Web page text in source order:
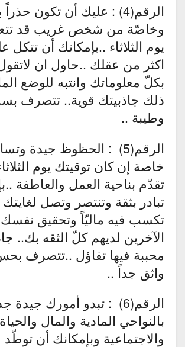
الرقم(4) : عليك أن تكون
وخاصّة من شخص غريب قد
يوم الثلاثاء ..بإمكانك أن
اكثر من عقلك ..حاول ان
بكلّ معلوماتك وانتبه للوضع
ذلك جاذبيتك قوية.. تتصرف
وطيبة ..
الرقم(5) : الحظوظ جيدة
خاصة إن كان توقيتك يوم
تقدّم بناحية العمل والعاطفة
تبادر بثقة وتنتصر وتصل
تكسب فيه ماليّاً وتحقيق
الآخرين لديهم كلّ الثقه بك..
محببة فيها تفاؤل ..تتصرف
واثق جداً ..
الرقم(6) : تبدو أمورك
بالنواحي المادية والمال
والاجتماعية وبإمكانك أن توطّد